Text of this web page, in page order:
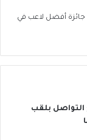
جائزة أفضل لاعب في
بلقب